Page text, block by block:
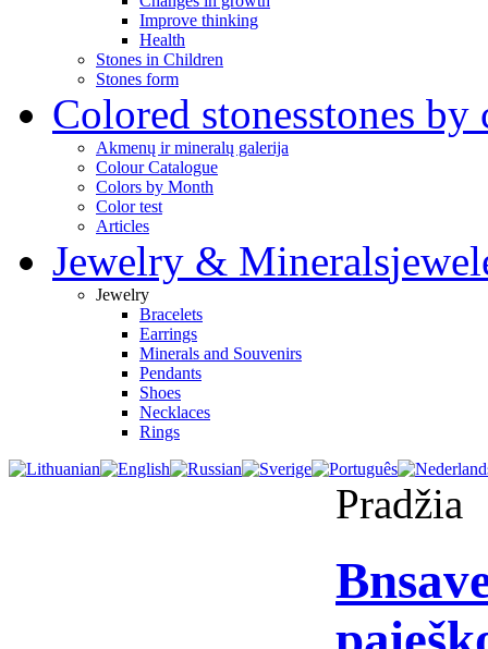
Improve thinking
Health
Stones in Children
Stones form
Colored stonesstones by
Akmenų ir mineralų galerija
Colour Catalogue
Colors by Month
Color test
Articles
Jewelry & Minerals
Jewelry
Bracelets
Earrings
Minerals and Souvenirs
Pendants
Shoes
Necklaces
Rings
Pradžia